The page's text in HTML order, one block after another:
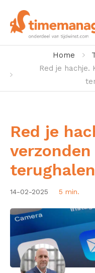
Home
Red je hachje.
Red je
14-02-2025 5 min.